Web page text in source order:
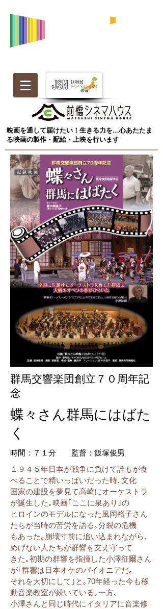
映画を通して届けたい！生きる力を…心あたたま
る映画の製作・配給・上映を行います
​蝶々さん群馬にはばた
く
群馬交響楽団創立７０周年記
念
１９４５年日本が戦争に負けて誰もが食
べることで精いっぱいだった時､文化
国家の建設を夢見て高崎にオーケストラ
が誕生した｡映画｢ここに泉あり｣の
ヒロインのモデルになった風岡裕子さん
たちが当時の苦労を語る｡分裂の危機
もあった｡崩壊寸前に追い込まれながら､
めげない人たちが群響を支え守って
きた｡初期の群響を指揮した小澤征爾さん
が｢群響は日本オケのパイオニアだ｡
それを大切にして｣と｡70年経った今も移
動音楽教室が続いている｡一方､
小澤さんと同じ時代にイタリアに音楽修
​時間：７１分 監督：飯塚俊男